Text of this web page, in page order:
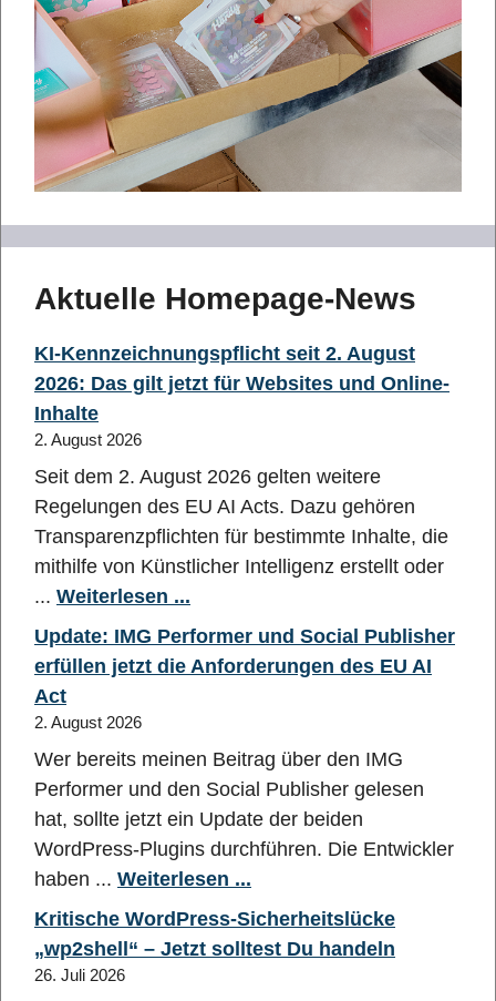
Aktuelle Homepage-News
KI-Kennzeichnungspflicht seit 2. August
2026: Das gilt jetzt für Websites und Online-
Inhalte
2. August 2026
Seit dem 2. August 2026 gelten weitere
Regelungen des EU AI Acts. Dazu gehören
Transparenzpflichten für bestimmte Inhalte, die
mithilfe von Künstlicher Intelligenz erstellt oder
... Weiterlesen ...
Update: IMG Performer und Social Publisher
erfüllen jetzt die Anforderungen des EU AI
Act
2. August 2026
Wer bereits meinen Beitrag über den IMG
Performer und den Social Publisher gelesen
hat, sollte jetzt ein Update der beiden
WordPress-Plugins durchführen. Die Entwickler
haben ... Weiterlesen ...
Kritische WordPress-Sicherheitslücke
„wp2shell“ – Jetzt solltest Du handeln
26. Juli 2026